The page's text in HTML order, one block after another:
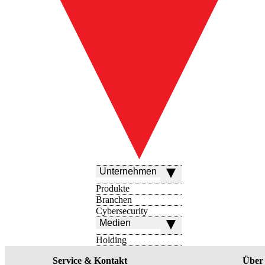
Unternehmen
Produkte
Branchen
Cybersecurity
Medien
Holding
Service & Kontakt Über